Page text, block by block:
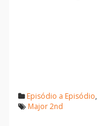
Episódio a Episódio,
Major 2nd